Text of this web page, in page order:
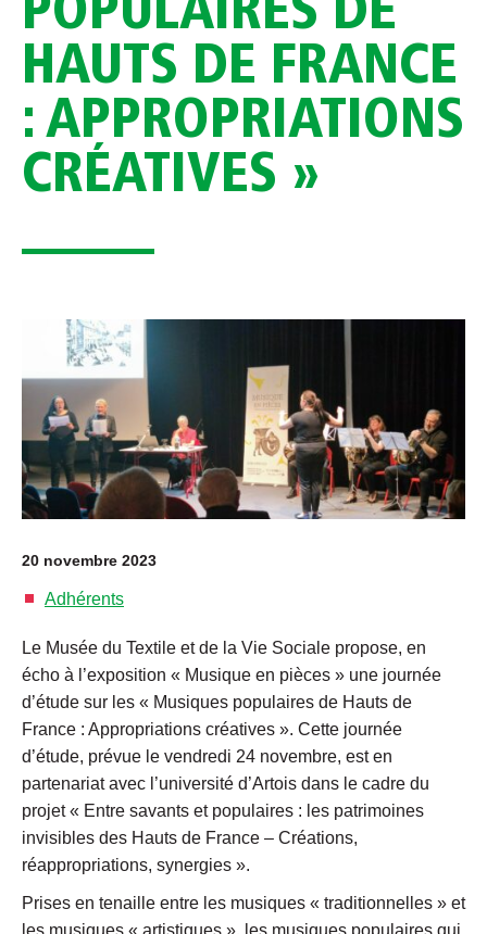
POPULAIRES DE
HAUTS DE FRANCE
: APPROPRIATIONS
CRÉATIVES »
20 novembre 2023
Adhérents
Le Musée du Textile et de la Vie Sociale propose, en
écho à l’exposition « Musique en pièces » une journée
d’étude sur les « Musiques populaires de Hauts de
France : Appropriations créatives ». Cette journée
d’étude, prévue le vendredi 24 novembre, est en
partenariat avec l’université d’Artois dans le cadre du
projet « Entre savants et populaires : les patrimoines
invisibles des Hauts de France – Créations,
réappropriations, synergies ».
Prises en tenaille entre les musiques « traditionnelles » et
les musiques « artistiques », les musiques populaires qui